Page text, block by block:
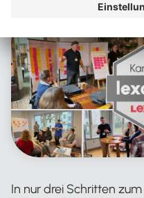
In nur drei Schritten zum